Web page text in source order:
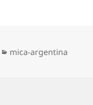
Categorías
mica-argentina